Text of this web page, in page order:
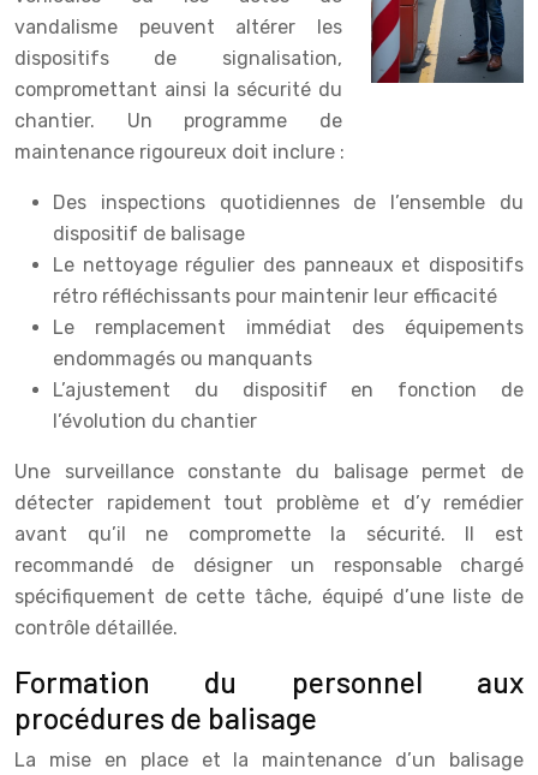
vandalisme peuvent altérer les
dispositifs de signalisation,
compromettant ainsi la sécurité du
chantier. Un programme de
maintenance rigoureux doit inclure :
Des inspections quotidiennes de l’ensemble du
dispositif de balisage
Le nettoyage régulier des panneaux et dispositifs
rétro réfléchissants pour maintenir leur efficacité
Le remplacement immédiat des équipements
endommagés ou manquants
L’ajustement du dispositif en fonction de
l’évolution du chantier
Une surveillance constante du balisage permet de
détecter rapidement tout problème et d’y remédier
avant qu’il ne compromette la sécurité. Il est
recommandé de désigner un responsable chargé
spécifiquement de cette tâche, équipé d’une liste de
contrôle détaillée.
Formation du personnel aux
procédures de balisage
La mise en place et la maintenance d’un balisage